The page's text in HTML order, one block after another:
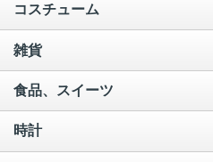
コスチューム
雑貨
食品、スイーツ
時計